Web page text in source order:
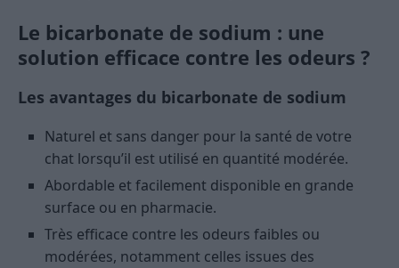
Le bicarbonate de sodium : une
solution efficace contre les odeurs ?
Les avantages du bicarbonate de sodium
Naturel et sans danger pour la santé de votre
chat lorsqu’il est utilisé en quantité modérée.
Abordable et facilement disponible en grande
surface ou en pharmacie.
Très efficace contre les odeurs faibles ou
modérées, notamment celles issues des